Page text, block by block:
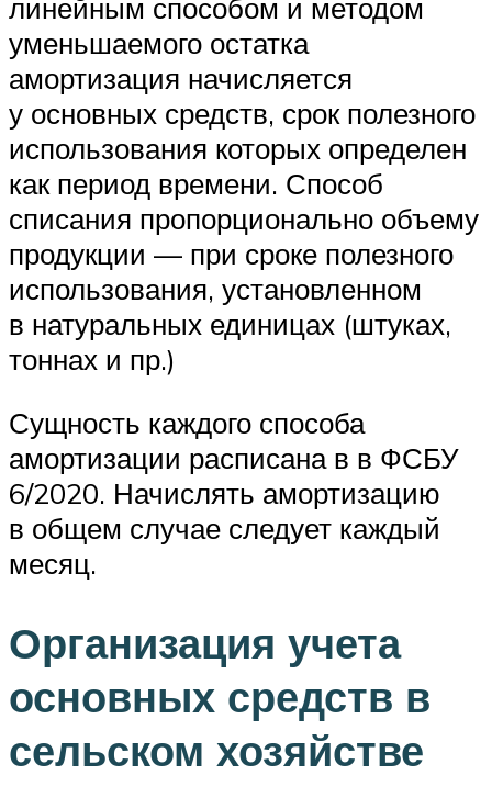
линейным способом и методом
уменьшаемого остатка
амортизация начисляется
у основных средств, срок полезного
использования которых определен
как период времени. Способ
списания пропорционально объему
продукции — при сроке полезного
использования, установленном
в натуральных единицах (штуках,
тоннах и пр.)
Сущность каждого способа
амортизации расписана в в ФСБУ
6/2020. Начислять амортизацию
в общем случае следует каждый
месяц.
Организация учета
основных средств в
сельском хозяйстве